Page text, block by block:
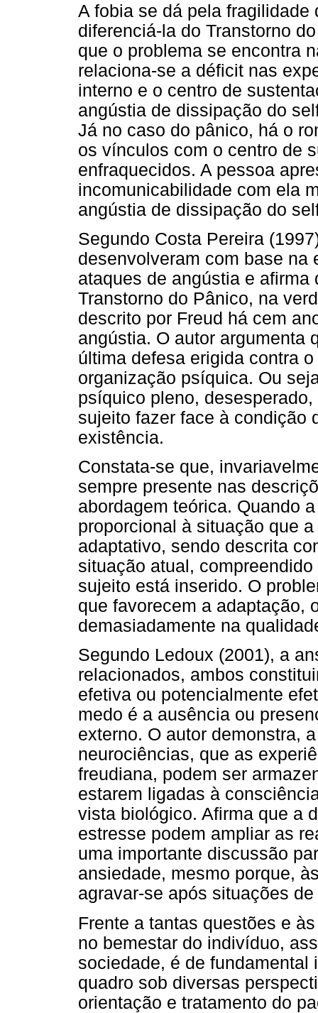
A fobia se dá pela
diferenciá-la do Transtorno
que o problema se encontra
relaciona-se a déficit nas
interno e o centro de
angústia de dissipação do
Já no caso do pânico, há o
os vínculos com o centro de
enfraquecidos. A pessoa
incomunicabilidade com ela
angústia de dissipação do
Segundo Costa Pereira
desenvolveram com base na
ataques de angústia e
Transtorno do Pânico, na
descrito por Freud há cem
angústia. O autor argumenta
última defesa erigida contra
organização psíquica. Ou
psíquico pleno,
sujeito fazer face à condição
existência.
Constata-se que,
sempre presente nas
abordagem teórica. Quando
proporcional à situação que
adaptativo, sendo descrita
situação atual,
sujeito está inserido. O
que favorecem a adaptação,
demasiadamente na
Segundo Ledoux (2001), a
relacionados, ambos
efetiva ou potencialmente
medo é a ausência ou
externo. O autor demonstra,
neurociências, que as
freudiana, podem ser
estarem ligadas à
vista biológico. Afirma que a
estresse podem ampliar as
uma importante discussão
ansiedade, mesmo porque,
agravar-se após situações
Frente a tantas questões e
no bemestar do indivíduo,
sociedade, é de
quadro sob diversas
orientação e tratamento do